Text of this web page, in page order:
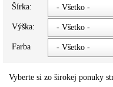
Šírka:
Výška:
Farba
Vyberte si zo širokej ponuky